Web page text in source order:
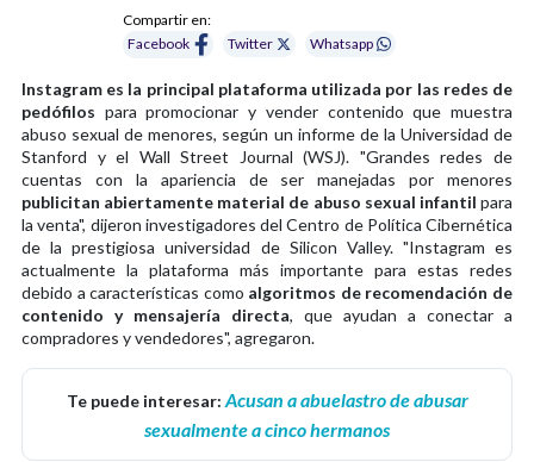
Compartir en:
Facebook
Twitter Whatsapp
Instagram es la principal plataforma utilizada por las redes de
pedófilos para promocionar y vender contenido que muestra
abuso sexual de menores, según un informe de la Universidad de
Stanford y el Wall Street Journal (WSJ). "Grandes redes de
cuentas con la apariencia de ser manejadas por menores
publicitan abiertamente material de abuso sexual infantil para
la venta", dijeron investigadores del Centro de Política Cibernética
de la prestigiosa universidad de Silicon Valley. "Instagram es
actualmente la plataforma más importante para estas redes
debido a características como algoritmos de recomendación de
contenido y mensajería directa, que ayudan a conectar a
compradores y vendedores", agregaron.
Te puede interesar: Acusan a abuelastro de abusar
sexualmente a cinco hermanos